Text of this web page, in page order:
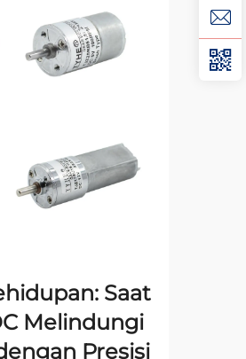
Saat
Melindungi
Presisi